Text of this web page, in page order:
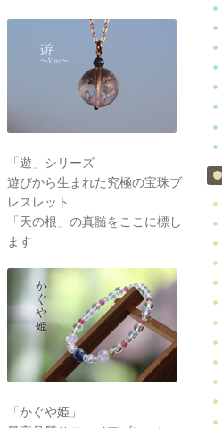
「遊」シリーズ
遊びから生まれた究極の宝珠ブ
レスレット
「天の根」の真髄をここに標し
ます
「かぐや姫」